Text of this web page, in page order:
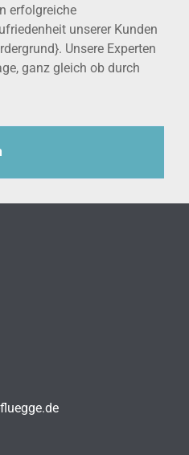
erfolgreiche
unserer Kunden
Unsere Experten
ganz gleich ob durch